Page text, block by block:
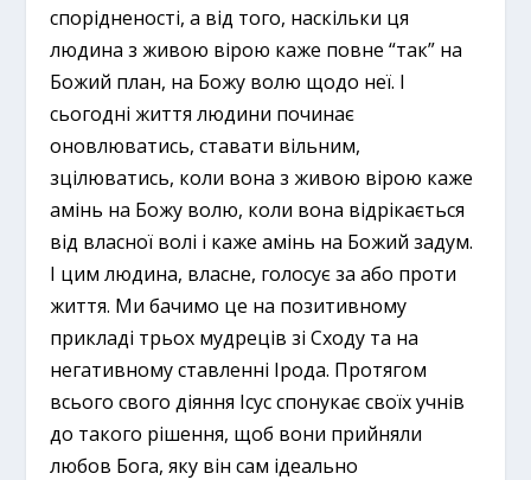
спорідненості, а від того, наскільки ця
людина з живою вірою каже повне “так” на
Божий план, на Божу волю щодо неї. І
сьогодні життя людини починає
оновлюватись, ставати вільним,
зцілюватись, коли вона з живою вірою каже
амінь на Божу волю, коли вона відрікається
від власної волі і каже амінь на Божий задум.
І цим людина, власне, голосує за або проти
життя. Ми бачимо це на позитивному
прикладі трьох мудреців зі Сходу та на
негативному ставленні Ірода. Протягом
всього свого діяння Ісус спонукає своїх учнів
до такого рішення, щоб вони прийняли
любов Бога, яку він сам ідеально